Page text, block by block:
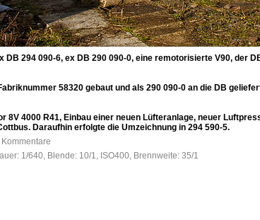
DB 294 090-6, ex DB 290 090-0, eine remotorisierte V90, der
58320 gebaut und als 290 090-0 an die DB
8V 4000 R41, Einbau einer neuen Lüfteranlage, neuer
Daraufhin erfolgte die Umzeichnung in 294 590-5.
1/640, Blende: 10/1, ISO400, Brennweite: 35/1